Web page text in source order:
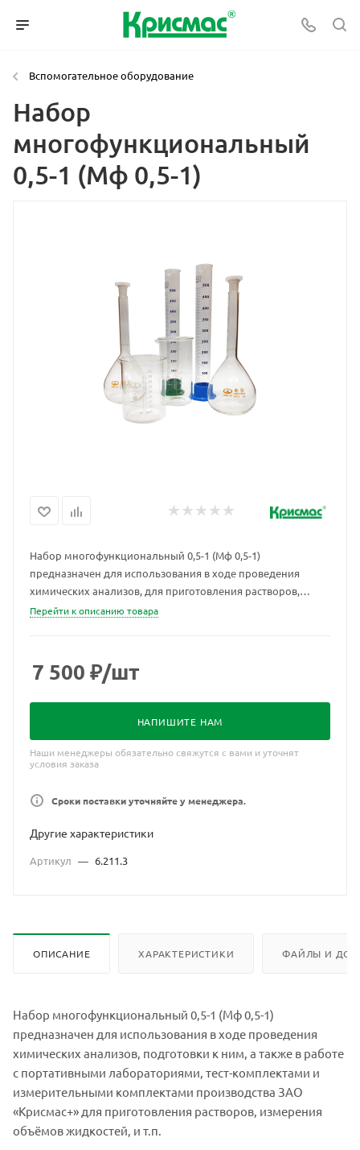
Вспомогательное оборудование
Набор
многофункциональный
0,5-1 (Мф 0,5-1)
Набор многофункциональный 0,5-1 (Мф 0,5-1)
предназначен для использования в ходе проведения
химических анализов, для приготовления растворов,
измерения объёмов жидкостей и т.п.
Перейти к описанию товара
7 500 ₽/шт
НАПИШИТЕ НАМ
Наши менеджеры обязательно свяжутся с вами и уточнят
условия заказа
Сроки поставки уточняйте у менеджера.
Другие характеристики
Артикул — 6.211.3
ОПИСАНИЕ ХАРАКТЕРИСТИКИ ФАЙЛЫ И
Набор многофункциональный 0,5-1 (Мф 0,5-1)
предназначен для использования в ходе проведения
химических анализов, подготовки к ним, а также в работе
с портативными лабораториями, тест-комплектами и
измерительными комплектами производства ЗАО
«Крисмас+» для приготовления растворов, измерения
объёмов жидкостей, и т.п.